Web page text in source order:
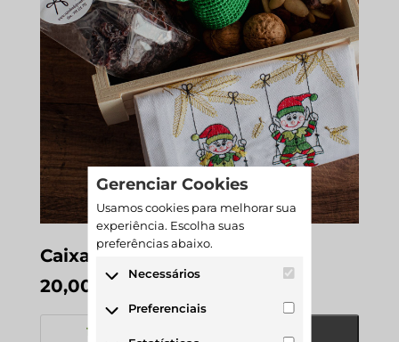
Caixa de madeira Natal
20,00
€
Gerenciar Cookies
Usamos cookies para melhorar sua
experiência. Escolha suas
preferências abaixo.
Necessários
Os cookies necessários são
Preferenciais